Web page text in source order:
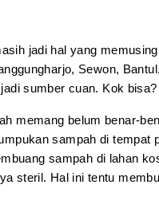
jadi hal yang
Sewon,
sumber cuan. Kok bisa?
memang belum benar-
sampah di tempat
sampah di lahan
steril. Hal ini tentu